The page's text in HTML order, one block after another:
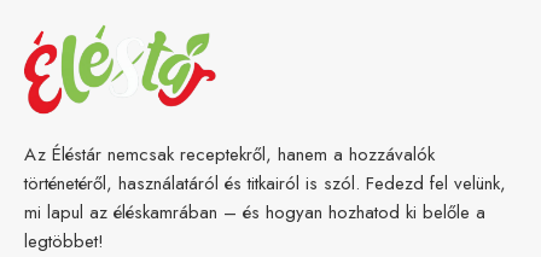
Az Éléstár nemcsak receptekről, hanem a hozzávalók
történetéről, használatáról és titkairól is szól. Fedezd fel velünk,
mi lapul az éléskamrában – és hogyan hozhatod ki belőle a
legtöbbet!